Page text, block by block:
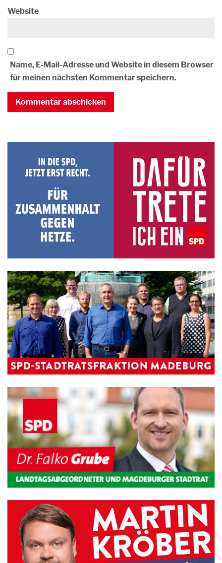
Website
Name, E-Mail-Adresse und Website in diesem Browser
für meinen nächsten Kommentar speichern.